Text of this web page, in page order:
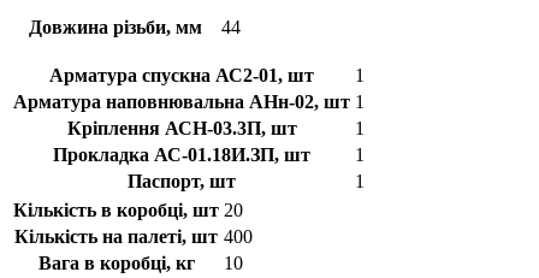
Довжина різьби, мм 44
Арматура спускна АС2-01, шт
1
Арматура наповнювальна АНн-02, шт 1
Кріплення АСН-03.3П, шт
1
Прокладка АС-01.18И.ЗП, шт
1
Паспорт, шт
1
Кількість в коробці, шт 20
Кількість на палеті, шт 400
Вага в коробці, кг
10